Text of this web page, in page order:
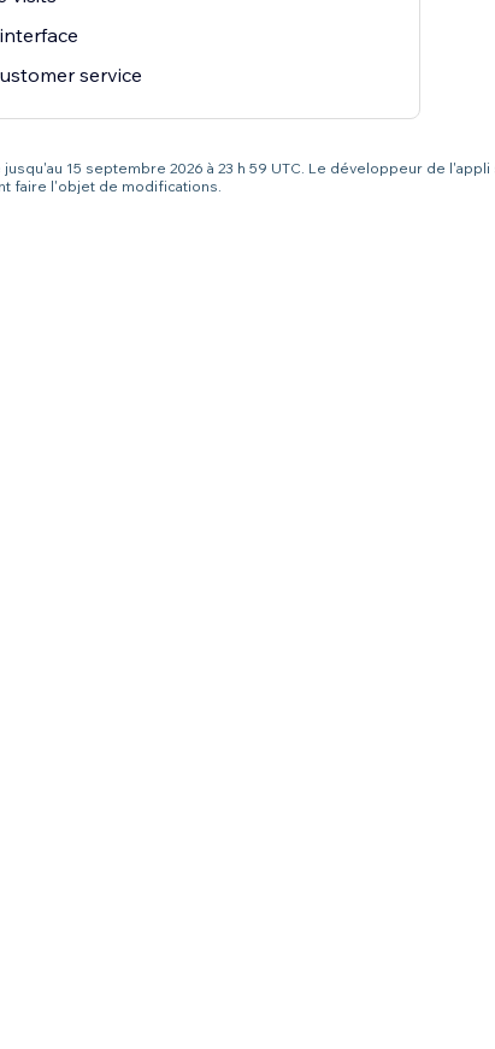
service
15 septembre 2026 à 23 h 59 UTC. Le développeur de
faire l'objet de modifications.